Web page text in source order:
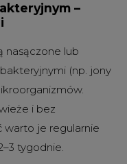
–
nasączone lub
(np. jony
i bez
warto je regularnie
tygodnie.